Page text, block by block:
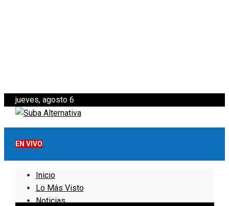
jueves, agosto 6
EN VIVO
Inicio
Lo Más Visto
Noticias